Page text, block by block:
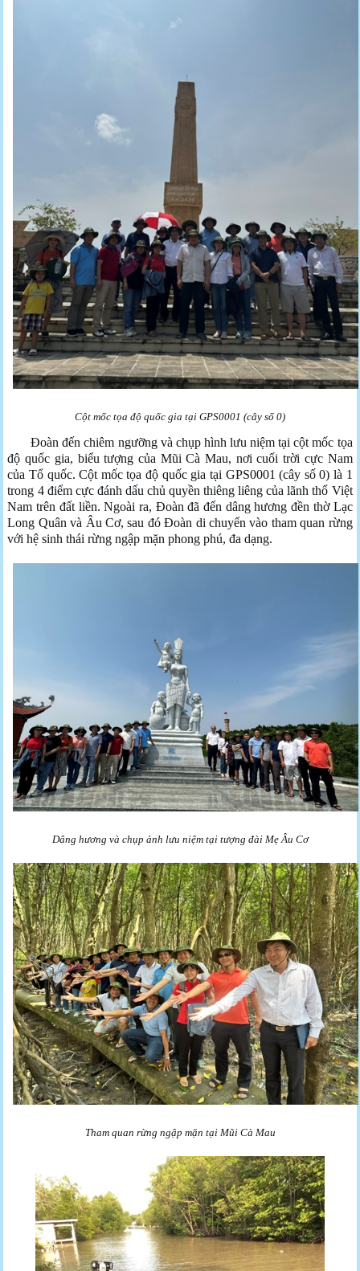
Cột mốc tọa độ quốc gia tại GPS0001 (cây số 0)
Đoàn đến chiêm ngưỡng và chụp hình lưu niệm tại cột mốc tọa
độ quốc gia, biểu tượng của Mũi Cà Mau, nơi cuối trời cực Nam
của Tổ quốc. Cột mốc tọa độ quốc gia tại GPS0001 (cây số 0) là 1
trong 4 điểm cực đánh dấu chủ quyền thiêng liêng của lãnh thổ Việt
Nam trên đất liền. Ngoài ra, Đoàn đã đến dâng hương đền thờ Lạc
Long Quân và Âu Cơ, sau đó Đoàn di chuyển vào tham quan rừng
với hệ sinh thái rừng ngập mặn phong phú, đa dạng.
Dâng hương và chụp ảnh lưu niệm tại tượng đài Mẹ Âu Cơ
Tham quan rừng ngập mặn tại Mũi Cà Mau